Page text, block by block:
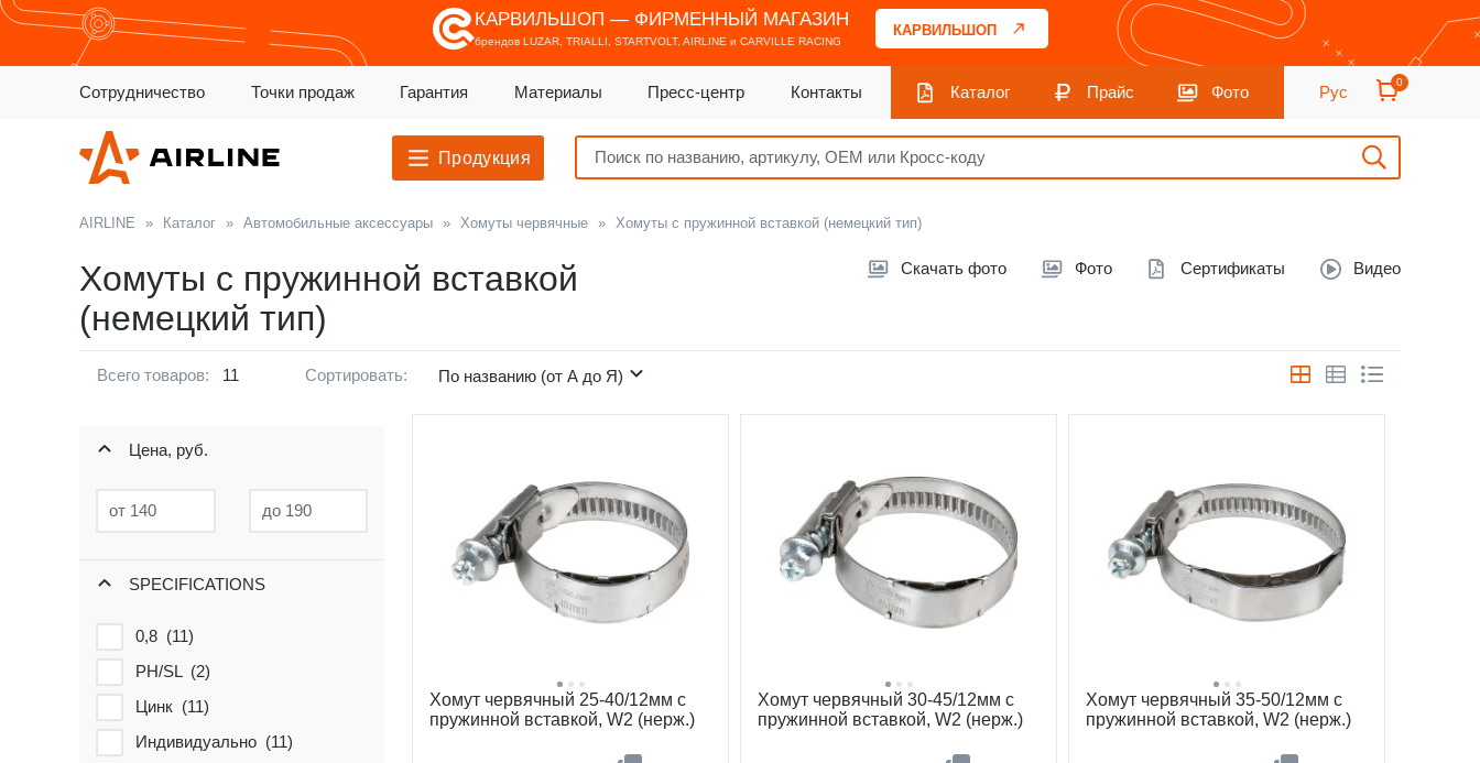
КАРВИЛЬШОП — ФИРМЕННЫЙ МАГАЗИН
брендов LUZAR, TRIALLI, STARTVOLT, AIRLINE и CARVILLE RACING
КАРВИЛЬШОП
Сотрудничество Точки продаж Гарантия Материалы Пресс-центр Контакты Каталог Прайс Фото Рус
0
Продукция
AIRLINE » Каталог » Автомобильные аксессуары » Хомуты червячные » Хомуты с пружинной вставкой (немецкий тип)
Хомуты с пружинной вставкой
(немецкий тип)
Скачать фото Фото Сертификаты Видео
Всего товаров: 11 Сортировать: По названию (от А до Я)
Цена, руб.
SPECIFICATIONS
0,8 (11)
PH/SL (2)
Цинк (11)
Индивидуально (11)
Хомут червячный 25-40/12мм с
пружинной вставкой, W2 (нерж.)
Хомут червячный 30-45/12мм с
пружинной вставкой, W2 (нерж.)
Хомут червячный 35-50/12мм с
пружинной вставкой, W2 (нерж.)